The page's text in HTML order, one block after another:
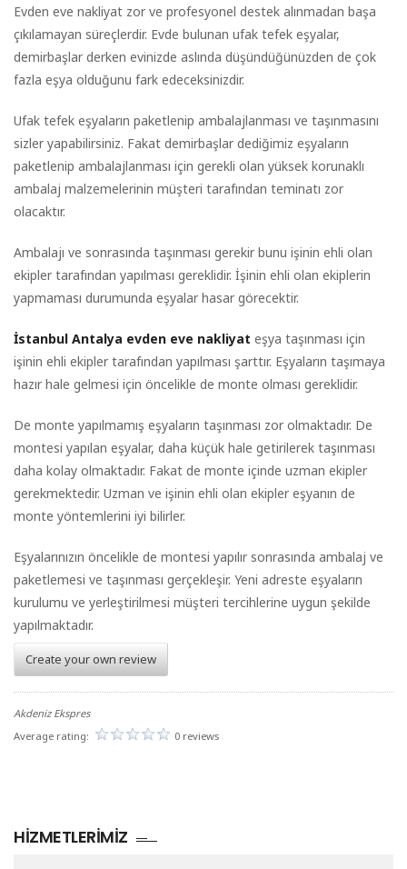
Evden eve nakliyat zor ve profesyonel destek alınmadan başa
çıkılamayan süreçlerdir. Evde bulunan ufak tefek eşyalar,
demirbaşlar derken evinizde aslında düşündüğünüzden de çok
fazla eşya olduğunu fark edeceksinizdir.
Ufak tefek eşyaların paketlenip ambalajlanması ve taşınmasını
sizler yapabilirsiniz. Fakat demirbaşlar dediğimiz eşyaların
paketlenip ambalajlanması için gerekli olan yüksek korunaklı
ambalaj malzemelerinin müşteri tarafından teminatı zor
olacaktır.
Ambalajı ve sonrasında taşınması gerekir bunu işinin ehli olan
ekipler tarafından yapılması gereklidir. İşinin ehli olan ekiplerin
yapmaması durumunda eşyalar hasar görecektir.
İstanbul Antalya evden eve nakliyat eşya taşınması için
işinin ehli ekipler tarafından yapılması şarttır. Eşyaların taşımaya
hazır hale gelmesi için öncelikle de monte olması gereklidir.
De monte yapılmamış eşyaların taşınması zor olmaktadır. De
montesi yapılan eşyalar, daha küçük hale getirilerek taşınması
daha kolay olmaktadır. Fakat de monte içinde uzman ekipler
gerekmektedir. Uzman ve işinin ehli olan ekipler eşyanın de
monte yöntemlerini iyi bilirler.
Eşyalarınızın öncelikle de montesi yapılır sonrasında ambalaj ve
paketlemesi ve taşınması gerçekleşir. Yeni adreste eşyaların
kurulumu ve yerleştirilmesi müşteri tercihlerine uygun şekilde
yapılmaktadır.
Create your own review
Akdeniz Ekspres
Average rating:
0 reviews
HIZMETLERIMIZ